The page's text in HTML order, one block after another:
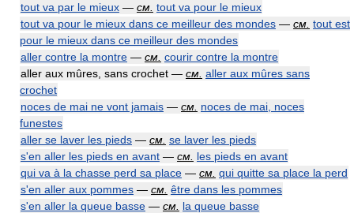
tout va par le mieux — см. tout va pour le mieux
tout va pour le mieux dans ce meilleur des mondes — см. tout est
pour le mieux dans ce meilleur des mondes
aller contre la montre — см. courir contre la montre
aller aux mûres, sans crochet — см. aller aux mûres sans
crochet
noces de mai ne vont jamais — см. noces de mai, noces
funestes
aller se laver les pieds — см. se laver les pieds
s'en aller les pieds en avant — см. les pieds en avant
qui va à la chasse perd sa place — см. qui quitte sa place la perd
s'en aller aux pommes — см. être dans les pommes
s'en aller la queue basse — см. la queue basse